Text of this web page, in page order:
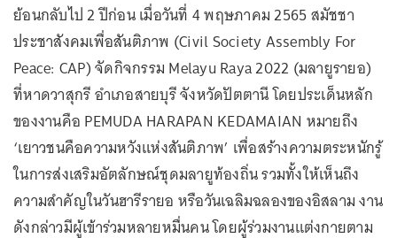
ย้อนกลับไป 2 ปีก่อน เมื่อวันที่ 4 พฤษภาคม 2565 สมัชชา
ประชาสังคมเพื่อสันติภาพ (Civil Society Assembly For
Peace: CAP) จัดกิจกรรม Melayu Raya 2022 (มลายูรายอ)
ที่หาดวาสุกรี อำเภอสายบุรี จังหวัดปัตตานี โดยประเด็นหลัก
ของงานคือ PEMUDA HARAPAN KEDAMAIAN หมายถึง
‘เยาวชนคือความหวังแห่งสันติภาพ’ เพื่อสร้างความตระหนักรู้
ในการส่งเสริมอัตลักษณ์ชุดมลายูท้องถิ่น รวมทั้งให้เห็นถึง
ความสำคัญในวันฮารีรายอ หรือวันเฉลิมฉลองของอิสลาม งาน
ดังกล่าวมีผู้เข้าร่วมหลายหมื่นคน โดยผู้ร่วมงานแต่งกายตาม